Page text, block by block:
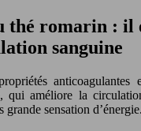
thé romarin : il
sanguine
anticoagulantes
qui améliore la
grande sensation d’énergie.